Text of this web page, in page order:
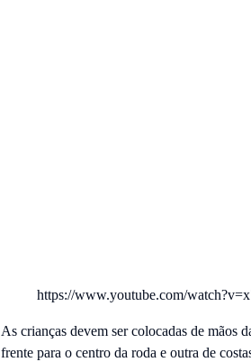
https://www.youtube.com/
As crianças devem ser colocadas de mãos
frente para o centro da roda e outra de